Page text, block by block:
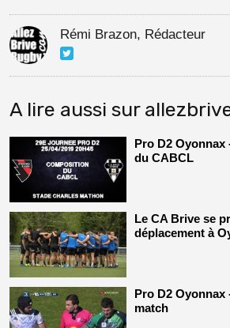
Rémi Brazon, Rédacteur
A lire aussi sur
Pro D2
du CABCL
Le CA Brive se
déplacement à
Pro D2
match